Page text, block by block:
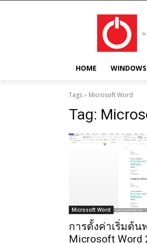
HOME
Tags Microsoft Word
Tag:
Microsoft Word
การตั้งค่าเริ่มต้น
Microsoft Word